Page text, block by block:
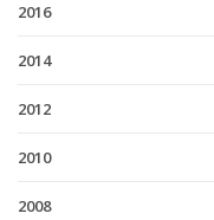
2016
2014
2012
2010
2008